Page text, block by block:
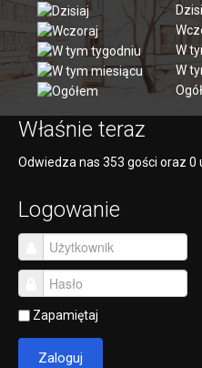
W
W
Właśnie teraz
Odwiedza nas 353 gości oraz 0
Logowanie
Zapamiętaj
Zaloguj